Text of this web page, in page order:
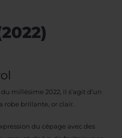
millésime 2022, il s’agit d’un
robe brillante, or clair.
du cépage avec des